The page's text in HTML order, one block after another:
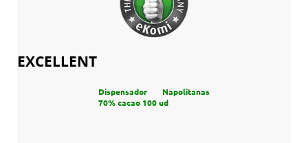
EXCELLENT
Dispensador Napolitanas
70% cacao 100 ud